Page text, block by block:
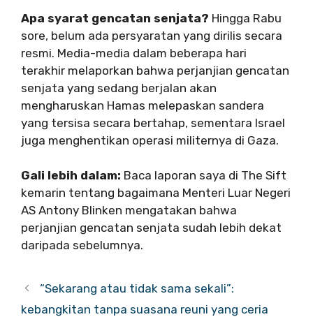
Apa syarat gencatan senjata? Hingga Rabu
sore, belum ada persyaratan yang dirilis secara
resmi. Media-media dalam beberapa hari
terakhir melaporkan bahwa perjanjian gencatan
senjata yang sedang berjalan akan
mengharuskan Hamas melepaskan sandera
yang tersisa secara bertahap, sementara Israel
juga menghentikan operasi militernya di Gaza.
Gali lebih dalam: Baca laporan saya di The Sift
kemarin tentang bagaimana Menteri Luar Negeri
AS Antony Blinken mengatakan bahwa
perjanjian gencatan senjata sudah lebih dekat
daripada sebelumnya.
“Sekarang atau tidak sama sekali”:
kebangkitan tanpa suasana reuni yang ceria